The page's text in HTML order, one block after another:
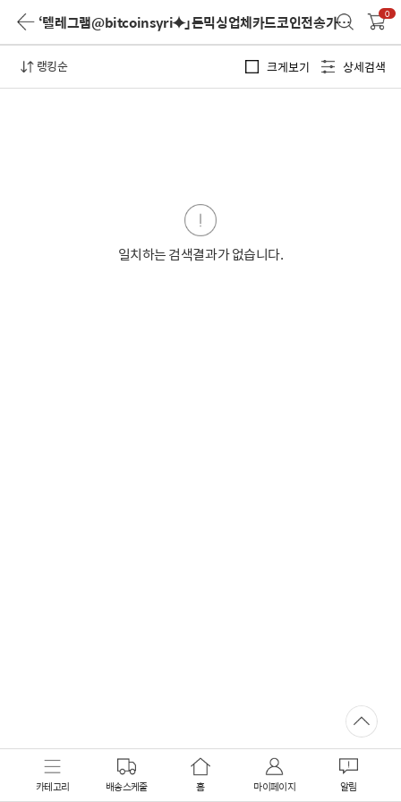
‘텔레그램@bitcoinsyri⯌」돈믹싱업체카드코인전송가능’ 검색0
랭킹순 크게보기 상세검색
일치하는 검색결과가 없습니다.
카테고리 배송스케줄 홈 마이페이지 알림